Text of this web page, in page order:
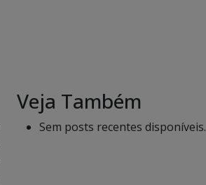
Veja Também
Sem posts recentes disponíveis.